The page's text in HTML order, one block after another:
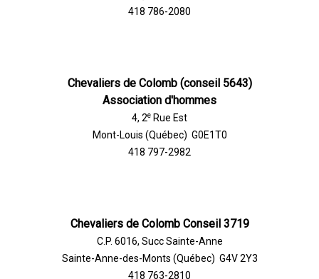
418 786-2080
Chevaliers de Colomb (conseil 5643)
Association d'hommes
4, 2e Rue Est
Mont-Louis (Québec) G0E1T0
418 797-2982
Chevaliers de Colomb Conseil 3719
C.P. 6016, Succ Sainte-Anne
Sainte-Anne-des-Monts (Québec) G4V 2Y3
418 763-2810